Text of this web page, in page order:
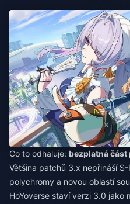
Co to odhaluje: bezplatná část
Většina patchů 3.x nepřináší
polychromy a novou oblastí
HoYoverse staví verzi 3.0 jako